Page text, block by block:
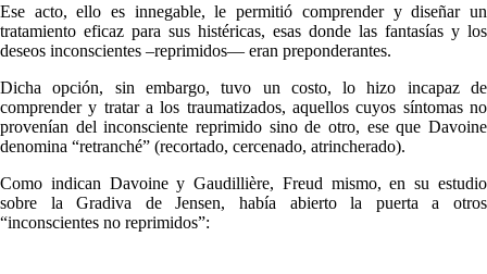
Ese acto, ello es innegable, le permitió comprender y diseñar un
tratamiento eficaz para sus histéricas, esas donde las fantasías y los
deseos inconscientes –reprimidos— eran preponderantes.
Dicha opción, sin embargo, tuvo un costo, lo hizo incapaz de
comprender y tratar a los traumatizados, aquellos cuyos síntomas no
provenían del inconsciente reprimido sino de otro, ese que Davoine
denomina “retranché” (recortado, cercenado, atrincherado).
Como indican Davoine y Gaudillière, Freud mismo, en su estudio
sobre la Gradiva de Jensen, había abierto la puerta a otros
“inconscientes no reprimidos”: